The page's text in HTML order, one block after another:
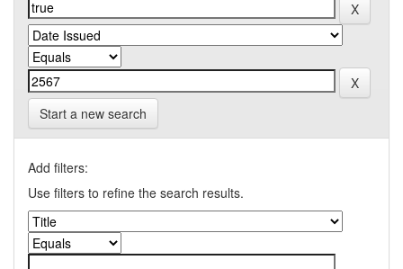
Start a new search
Add filters:
Use filters to refine the search results.